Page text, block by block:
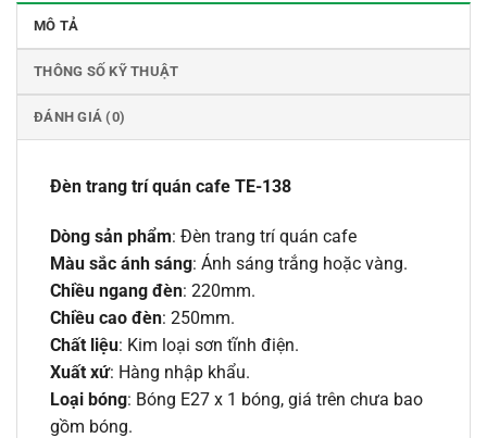
MÔ TẢ
THÔNG SỐ KỸ THUẬT
ĐÁNH GIÁ (0)
Đèn trang trí quán cafe TE-138
Dòng sản phẩm: Đèn trang trí quán cafe
Màu sắc ánh sáng: Ánh sáng trắng hoặc vàng.
Chiều ngang đèn: 220mm.
Chiều cao đèn: 250mm.
Chất liệu: Kim loại sơn tĩnh điện.
Xuất xứ: Hàng nhập khẩu.
Loại bóng: Bóng E27 x 1 bóng, giá trên chưa bao
gồm bóng.